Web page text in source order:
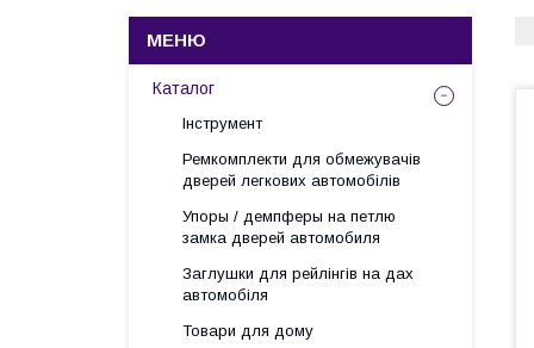
Каталог
Інструмент
Ремкомплекти для обмежувачів
дверей легкових автомобілів
Упоры / демпферы на петлю
замка дверей автомобиля
Заглушки для рейлінгів на дах
автомобіля
Товари для дому